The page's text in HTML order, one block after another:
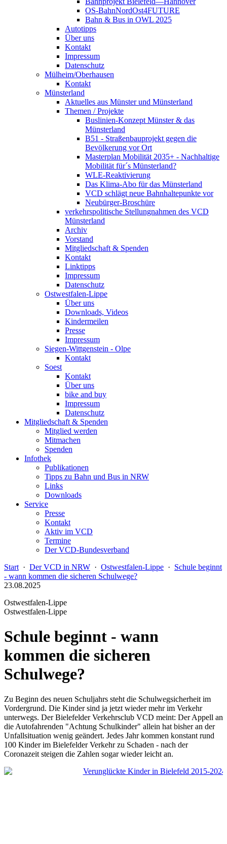
OS-BahnNordOst4FUTURE
Bahn & Bus in OWL 2025
Autotipps
Über uns
Kontakt
Impressum
Datenschutz
Mülheim/Oberhausen
Kontakt
Münsterland
Aktuelles aus Münster und Münsterland
Themen / Projekte
Buslinien-Konzept Münster & das
Münsterland
B51 - Straßenbauprojekt gegen die
Bevölkerung vor Ort
Masterplan Mobilität 2035+ - Nachhaltige
Mobilität für´s Münsterland?
WLE-Reaktivierung
Das Klima-Abo für das Münsterland
VCD schlägt neue Bahnhaltepunkte vor
Neubürger-Broschüre
verkehrspolitische Stellungnahmen des VCD
Münsterland
Archiv
Vorstand
Mitgliedschaft & Spenden
Kontakt
Linktipps
Impressum
Datenschutz
Ostwestfalen-Lippe
Über uns
Downloads, Videos
Kindermeilen
Presse
Impressum
Siegen-Wittgenstein - Olpe
Kontakt
Soest
Kontakt
Über uns
bike and buy
Impressum
Datenschutz
Mitgliedschaft & Spenden
Mitglied werden
Mitmachen
Spenden
Infothek
Publikationen
Tipps zu Bahn und Bus in NRW
Links
Downloads
Service
Presse
Kontakt
Aktiv im VCD
Termine
Der VCD-Bundesverband
Start · Der VCD in NRW · Ostwestfalen-Lippe · Schule beginnt
- wann kommen die sicheren Schulwege?
23.08.2025
Ostwestfalen-Lippe
Ostwestfalen-Lippe
Schule beginnt - wann
kommen die sicheren
Schulwege?
Zu Beginn des neuen Schuljahrs steht die Schulwegsicherheit im
Vordergrund. Die Kinder sind ja jetzt wieder mehr im Verkehr
unterwegs. Der Bielefelder Verkehrsclub VCD meint: Der Appell an
die Autofahrenden "Achtung Schulkinder" allein hat bisher an der
Unfallsituation wenig geändert. Jedes Jahr kommen konstant rund
100 Kinder im Bielefelder Verkehr zu Schaden - nach der
Coronazeit steigen die Zahlen sogar wieder leicht an.